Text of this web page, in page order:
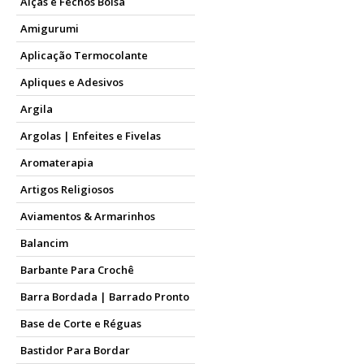
Amigurumi
Aplicação Termocolante
Apliques e Adesivos
Argila
Argolas | Enfeites e Fivelas
Aromaterapia
Artigos Religiosos
Aviamentos & Armarinhos
Balancim
Barbante Para Crochê
Barra Bordada | Barrado Pronto
Base de Corte e Réguas
Bastidor Para Bordar